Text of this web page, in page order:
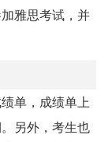
雅思考试，并
单，成绩单上
另外，考生也